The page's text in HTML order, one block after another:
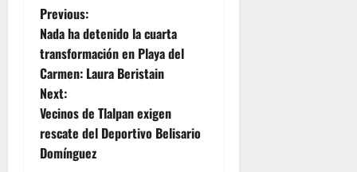
P
o
s
t
n
Previous:
Nada ha detenido la cuarta
transformación en Playa del
Carmen: Laura Beristain
Next:
Vecinos de Tlalpan exigen
rescate del Deportivo Belisario
Domínguez